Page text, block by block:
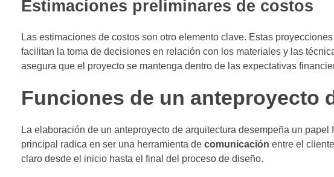
Estimaciones preliminares de costos
Las estimaciones de costos son otro elemento clave. Estas
facilitan la toma de decisiones en relación con los materiales y las
asegura que el proyecto se mantenga dentro de las expectativas
Funciones de un anteproyecto
La elaboración de un anteproyecto de arquitectura desempeña un
principal radica en ser una herramienta de comunicación entre el
claro desde el inicio hasta el final del proceso de diseño.